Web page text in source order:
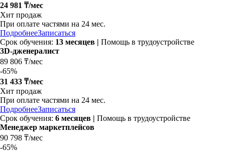
24 981 ₸/мес
Хит продаж
При оплате частями на 24 мес.
ПодробнееЗаписаться
Срок обучения: 13 месяцев | Помощь в трудоустройстве
3D-дженералист
89 806 ₸/мес
-65%
31 433 ₸/мес
Хит продаж
При оплате частями на 24 мес.
ПодробнееЗаписаться
Срок обучения: 6 месяцев | Помощь в трудоустройстве
Менеджер маркетплейсов
90 798 ₸/мес
-65%